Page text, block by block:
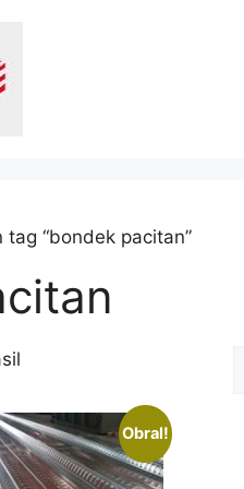
“bondek pacitan”
popularitas
Obral!